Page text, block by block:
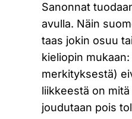
Sanonnat
avulla. Näin
taas jokin osuu
kieliopin
merkityksestä)
liikkeestä on
joudutaan pois